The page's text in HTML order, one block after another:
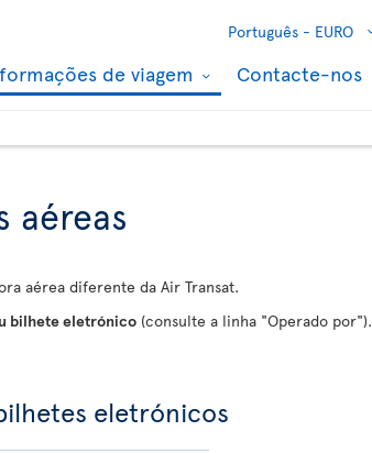
Português - EURO
de viagem Contacte-nos
aéreas
aérea diferente da Air Transat.
bilhete eletrónico (consulte a linha "Operado por").
eletrónicos